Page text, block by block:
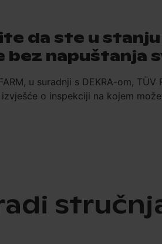
da ste u
bez napuštanja
u suradnji s DEKRA-om,
o inspekciji na kojem